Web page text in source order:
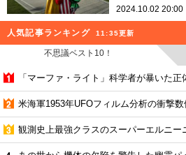
2024.10.02 20:00
人気記事ランキング 11:35更新
不思議ベスト10！
「マーファ・ライト」科学者が暴いた
米海軍1953年UFOフィルム分析の衝撃数
観測史上最強クラスのスーパーエルニー